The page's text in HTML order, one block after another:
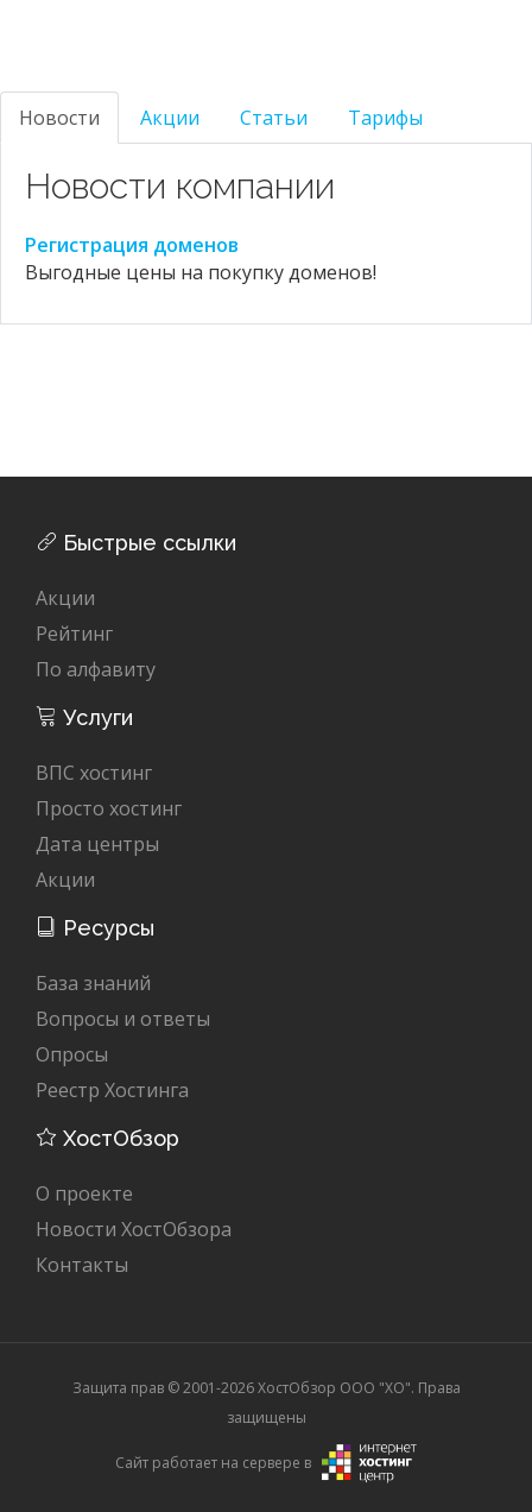
Новости Акции Статьи Тарифы
Новости компании
Регистрация доменов
Выгодные цены на покупку доменов!
Быстрые ссылки
Акции
Рейтинг
По алфавиту
Услуги
ВПС хостинг
Просто хостинг
Дата центры
Акции
Ресурсы
База знаний
Вопросы и ответы
Опросы
Реестр Хостинга
ХостОбзор
О проекте
Новости ХостОбзора
Контакты
Защита прав © 2001-2026 ХостОбзор ООО "XO". Права
защищены
Сайт работает на сервере в